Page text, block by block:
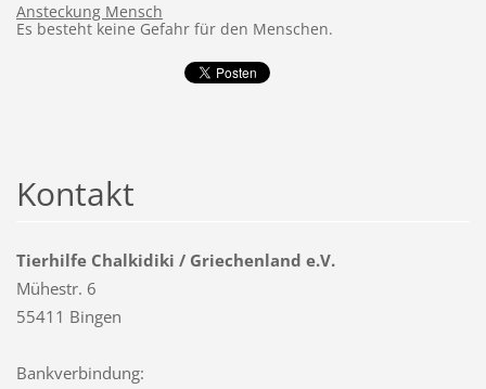
Ansteckung Mensch
Es besteht keine Gefahr für den Menschen.
Kontakt
Tierhilfe Chalkidiki / Griechenland e.V.
Mühestr. 6
55411 Bingen
Bankverbindung: